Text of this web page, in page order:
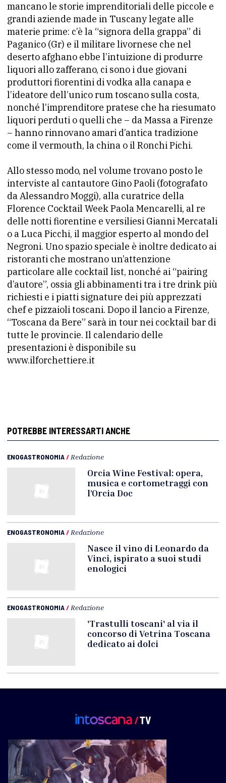
mancano le storie imprenditoriali delle piccole e
grandi aziende made in Tuscany legate alle
materie prime: c’è la “signora della grappa” di
Paganico (Gr) e il militare livornese che nel
deserto afghano ebbe l’intuizione di produrre
liquori allo zafferano, ci sono i due giovani
produttori fiorentini di vodka alla canapa e
l’ideatore dell’unico rum toscano sulla costa,
nonché l’imprenditore pratese che ha riesumato
liquori perduti o quelli che – da Massa a Firenze
– hanno rinnovano amari d’antica tradizione
come il vermouth, la china o il Ronchi Pichi.
Allo stesso modo, nel volume trovano posto le
interviste al cantautore Gino Paoli (fotografato
da Alessandro Moggi), alla curatrice della
Florence Cocktail Week Paola Mencarelli, al re
delle notti fiorentine e versiliesi Gianni Mercatali
o a Luca Picchi, il maggior esperto al mondo del
Negroni. Uno spazio speciale è inoltre dedicato ai
ristoranti che mostrano un’attenzione
particolare alle cocktail list, nonché ai “pairing
d’autore”, ossia gli abbinamenti tra i tre drink più
richiesti e i piatti signature dei più apprezzati
chef e pizzaioli toscani. Dopo il lancio a Firenze,
“Toscana da Bere” sarà in tour nei cocktail bar di
tutte le provincie. Il calendario delle
presentazioni è disponibile su
www.ilforchettiere.it
POTREBBE INTERESSARTI ANCHE
ENOGASTRONOMIA/ Redazione
Orcia Wine Festival: opera,
musica e cortometraggi con
l’Orcia Doc
ENOGASTRONOMIA/ Redazione
Nasce il vino di Leonardo da
Vinci, ispirato a suoi studi
enologici
ENOGASTRONOMIA/ Redazione
'Trastulli toscani' al via il
concorso di Vetrina Toscana
dedicato ai dolci